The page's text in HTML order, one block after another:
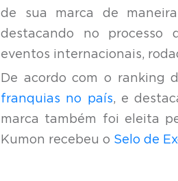
de sua marca de
destacando no processo
eventos internacionais,
De acordo com o ranking
franquias no país, e
marca também foi eleita
Kumon recebeu o Selo de